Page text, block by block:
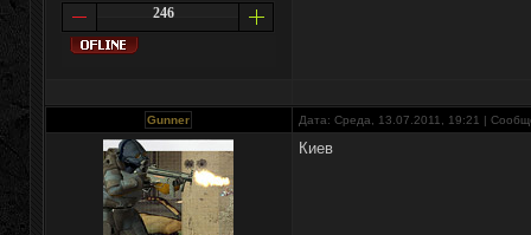
246
Gunner Дата: Среда, 13.07.2011, 19:21 |
Киев